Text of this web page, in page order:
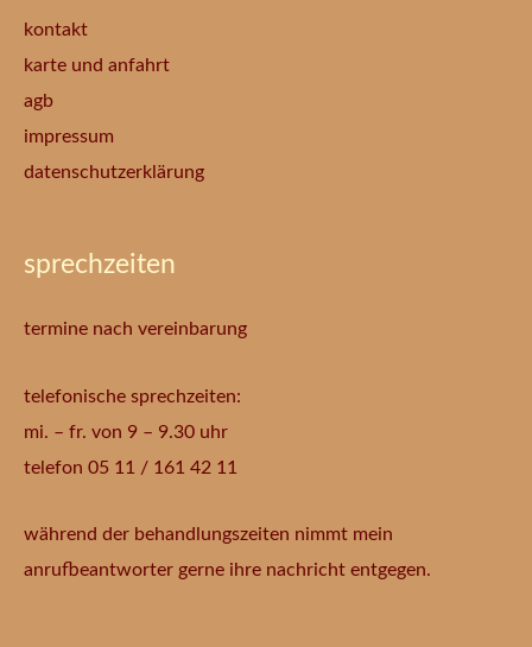
kontakt
karte und anfahrt
agb
impressum
datenschutzerklärung
sprechzeiten
termine nach vereinbarung
telefonische sprechzeiten:
mi. – fr. von 9 – 9.30 uhr
telefon 05 11 / 161 42 11
während der behandlungszeiten nimmt mein
anrufbeantworter gerne ihre nachricht entgegen.